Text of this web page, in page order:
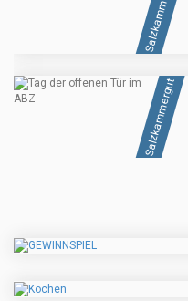
Salzkammergut